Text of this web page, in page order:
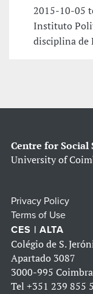
2015-10-05
Instituto
disciplina de
Centre for Social
University of
Privacy Policy
Terms of Use
CES | ALTA
Colégio de S.
Apartado 3087
3000-995
Tel +351 239 855